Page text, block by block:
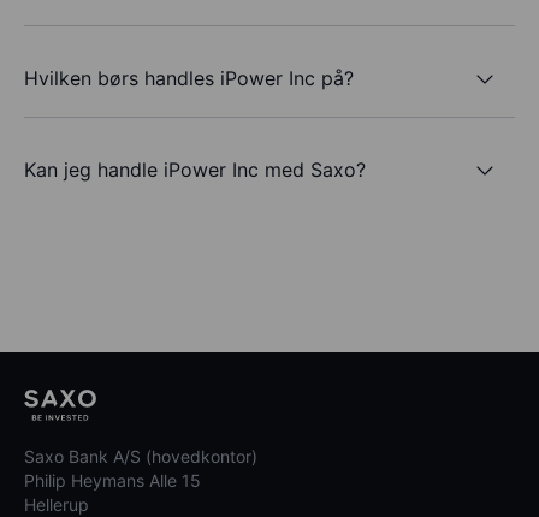
Hvilken børs handles iPower Inc på?
Kan jeg handle iPower Inc med Saxo?
Saxo Bank A/S (hovedkontor)
Philip Heymans Alle 15
Hellerup